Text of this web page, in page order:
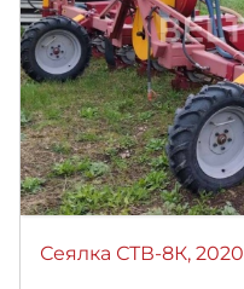
Сеялка СТВ-8К,